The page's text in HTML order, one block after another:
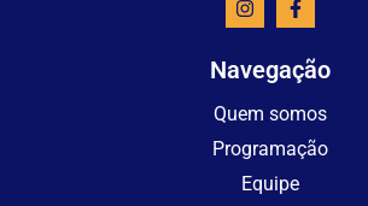
Navegação
Quem somos
Programação
Equipe